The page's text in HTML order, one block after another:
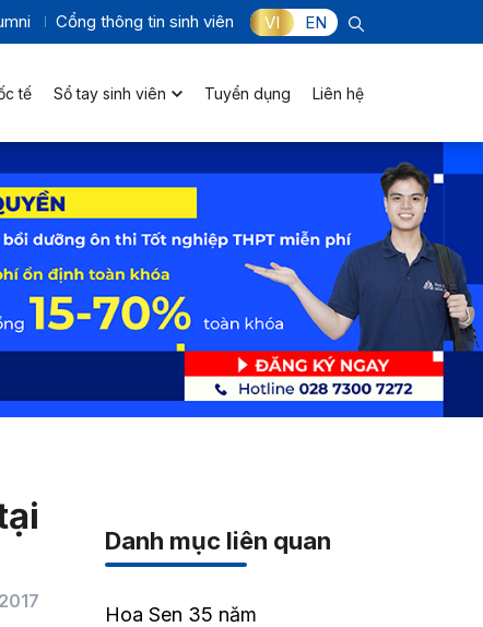
Cổng thông tin sinh viên VI EN
tế Sổ tay sinh viên Tuyển dụng Liên hệ
Danh mục liên quan
Hoa Sen 35 năm